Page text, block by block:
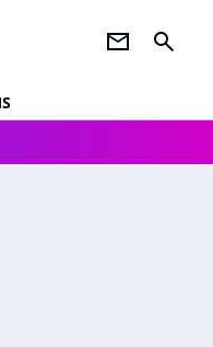
newsletter search